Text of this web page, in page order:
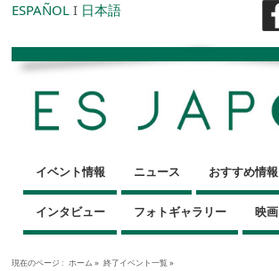
ESPAÑOL I 日本語
イベント情報 ニュース おすすめ情報
インタビュー フォトギャラリー 映画
現在のページ : ホーム » 終了イベント一覧»